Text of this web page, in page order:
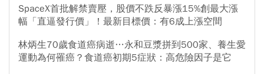
SpaceX首批解禁賣壓，股價不跌反暴漲15%創最大漲
幅「直逼發行價」！最新目標價：有6成上漲空間
林炳生70歲食道癌病逝…永和豆漿拼到500家、養生愛
運動為何罹癌？食道癌初期5症狀：高危險因子是它